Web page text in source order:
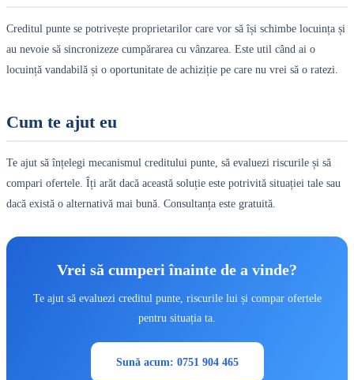
Creditul punte se potrivește proprietarilor care vor să își schimbe locuința și
au nevoie să sincronizeze cumpărarea cu vânzarea. Este util când ai o
locuință vandabilă și o oportunitate de achiziție pe care nu vrei să o ratezi.
Cum te ajut eu
Te ajut să înțelegi mecanismul creditului punte, să evaluezi riscurile și să
compari ofertele. Îți arăt dacă această soluție este potrivită situației tale sau
dacă există o alternativă mai bună. Consultanța este gratuită.
Vrei să cumperi înainte de a vinde?
Te ajut să evaluezi creditul punte, riscurile lui și compar ofertele
pentru situația ta.
Sună acum: 0751 904 465